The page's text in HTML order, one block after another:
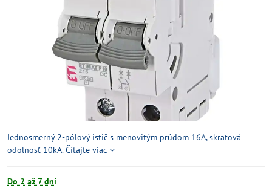
Jednosmerný 2-pólový istič s menovitým prúdom 16A, skratová
odolnosť 10kA.Čítajte viac
Do 2 až 7 dní